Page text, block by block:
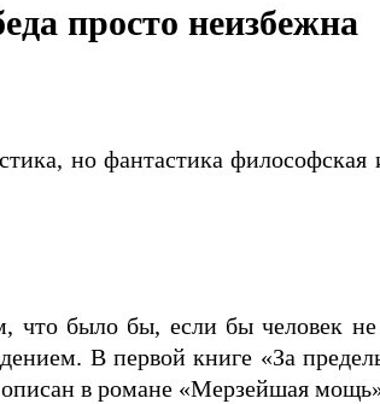
просто неизбежна
но фантастика философская
что было бы, если бы человек не
В первой книге «За
в романе «Мерзейшая